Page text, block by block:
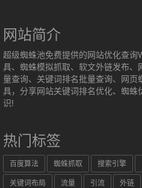
网站简介
超级蜘蛛池免费提供的网站优化查询
具、蜘蛛模拟抓取、软文外链发布、
量查询、关键词排名批量查询、网页
具，分享网站关键词排名优化、蜘蛛
识!
热门标签
百度算法 蜘蛛抓取 搜索引擎
关键词布局 流量 引流 外链